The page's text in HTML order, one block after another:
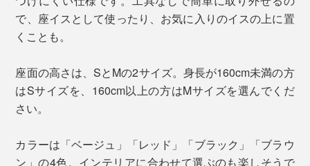
で、座イスとして使ったり、お気に入りのイスの上に置
くことも。
座面の高さは、SとMの2サイズ。身長が160cm未満の方
はSサイズを、160cm以上の方はMサイズを選んでくだ
さい。
カラーは「ベージュ」「レッド」「ブラック」「ブラウ
ン」の4色。インテリアに合わせて選ぶのも楽しそうで